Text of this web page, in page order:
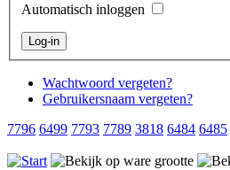
Automatisch inloggen
Wachtwoord vergeten?
Gebruikersnaam vergeten?
7796 6499 7793 7789 3818 6484 6485